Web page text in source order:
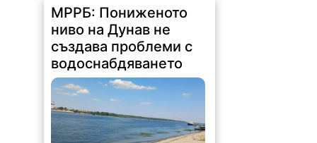
МРРБ: Пониженото
ниво на Дунав не
създава проблеми с
водоснабдяването